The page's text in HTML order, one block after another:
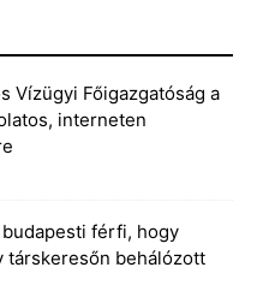
Vízügyi Főigazgatóság a
interneten
férfi, hogy
társkeresőn behálózott